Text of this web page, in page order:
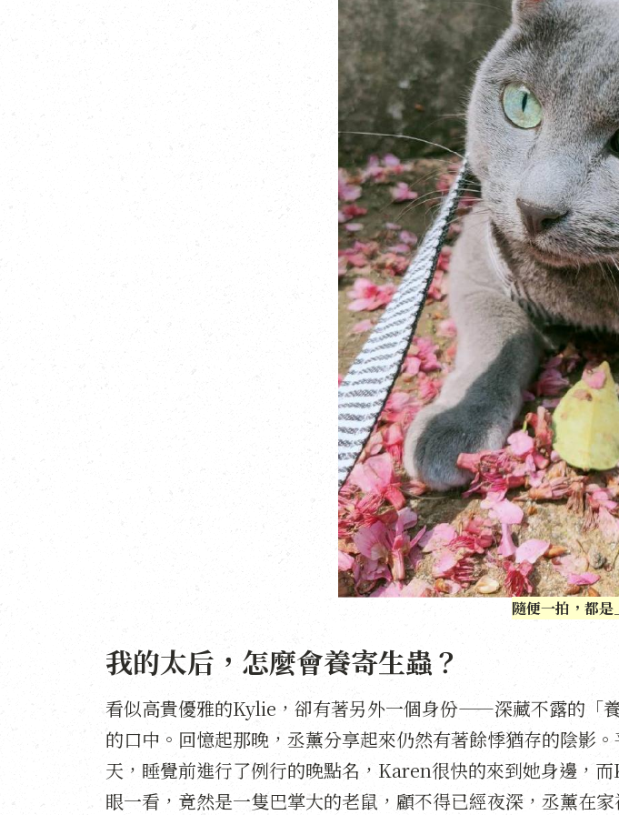
隨便一拍，都
我的太后，怎麼會養寄生蟲？
看似高貴優雅的Kylie，卻有著另外一個身份——深藏不露的「
的口中。回憶起那晚，丞薰分享起來仍然有著餘悸猶存的陰影
天，睡覺前進行了例行的晚點名，Karen很快的來到她身邊，
眼一看，竟然是一隻巴掌大的老鼠，顧不得已經夜深，丞薰在